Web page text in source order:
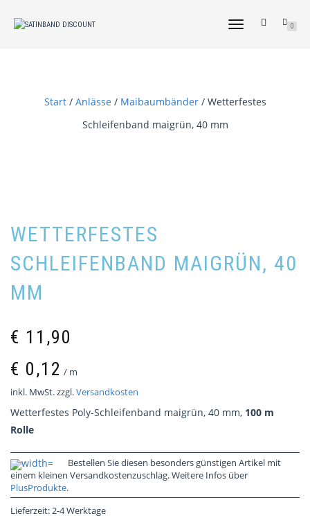
NAVIGATION
0
Start/ Anlässe/ Maibaumbänder/ Wetterfestes
Schleifenband maigrün, 40 mm
WETTERFESTES
SCHLEIFENBAND MAIGRÜN, 40
MM
€ 11,90
€ 0,12 / m
inkl. MwSt.zzgl.Versandkosten
Wetterfestes Poly-Schleifenband maigrün, 40 mm, 100 m
Rolle
Bestellen Sie diesen besonders günstigen Artikel mit
einem kleinen Versandkostenzuschlag. Weitere Infos über
PlusProdukte.
Lieferzeit:2-4 Werktage